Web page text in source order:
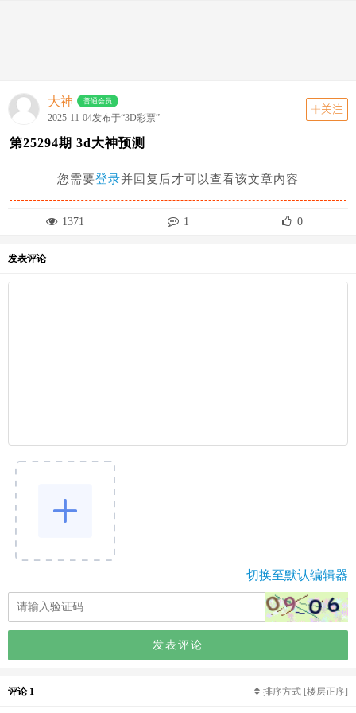
大神 普通会员
2025-11-04发布于“3D彩票”
关注
第25294期 3d大神预测
您需要登录并回复后才可以查看该文章内容
1371 1 0
发表评论
切换至默认编辑器
发表评论
评论 1 排序方式 [楼层正序]